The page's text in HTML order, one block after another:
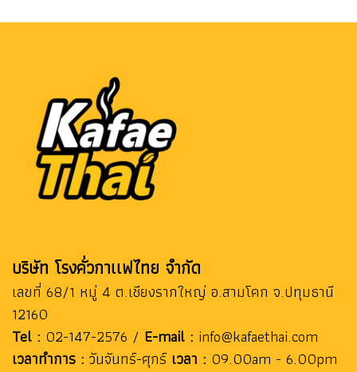
บริษัท โรงคั่วกาเเฟไทย จำกัด
เลขที่ 68/1 หมู่ 4 ต.เชียงรากใหญ่ อ.สามโคก จ.ปทุมธานี
12160
Tel : 02-147-2576 / E-mail : info@kafaethai.com
เวลาทำการ : วันจันทร์-ศุกร์เวลา : 09.00am - 6.00pm